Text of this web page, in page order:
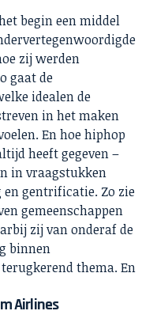
begin een middel
zij werden
gaat de
idealen de
in het maken
En hoe hiphop
heeft gegeven –
in vraagstukken
gentrificatie. Zo zie
gemeenschappen
zij van onderaf de
binnen
thema. En
Airlines